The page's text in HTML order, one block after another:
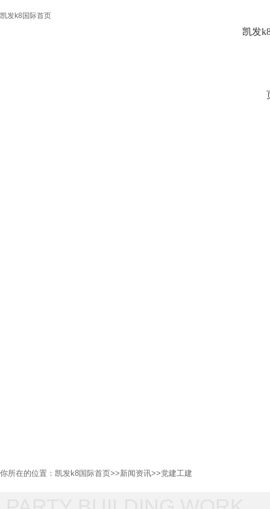
凯发k8国际首页
凯发
你所在的位置： 凯发k8国际首页>>新闻资讯>>党建工建